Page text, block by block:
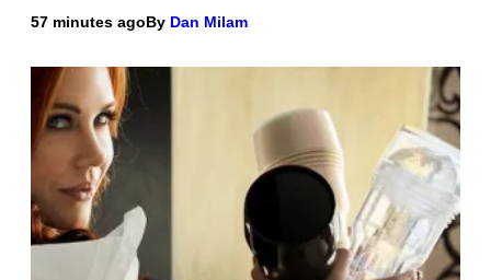
57 minutes agoBy Dan Milam